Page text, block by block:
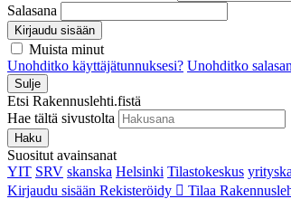
Salasana
Kirjaudu sisään
Muista minut
Unohditko käyttäjätunnuksesi? Unohditko
Sulje
Etsi Rakennuslehti.fistä
Hae tältä sivustolta
Haku
Suositut avainsanat
YIT SRV skanska Helsinki Tilastokeskus
Kirjaudu sisään Rekisteröidy Tilaa